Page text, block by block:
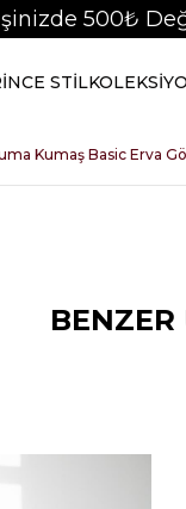
500₺
İNCE STİL
Kumaş Basic Erva
BENZER